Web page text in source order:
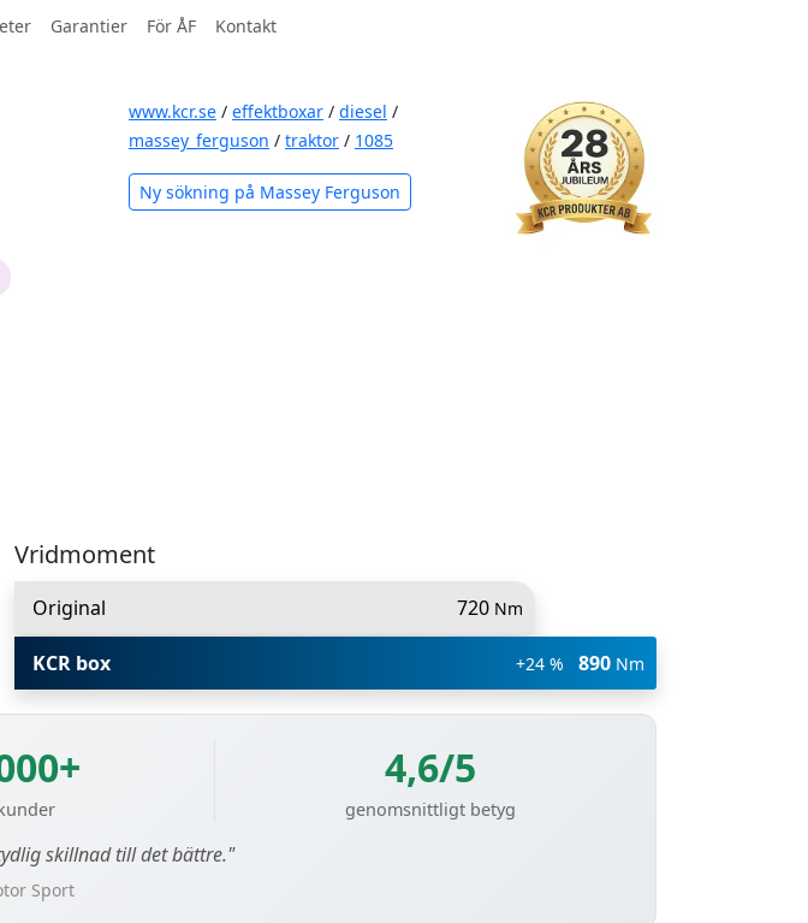
Garantier För ÅF Kontakt
www.kcr.se / effektboxar / diesel /
massey_ferguson / traktor / 1085
Ny sökning på Massey Ferguson
Vridmoment
Original 720 Nm
KCR box +24 % 890 Nm
4,6/5
genomsnittligt betyg
skillnad till det bättre."
Sport